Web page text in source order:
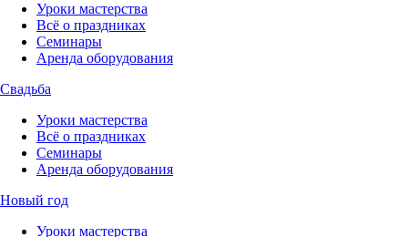
Уроки мастерства
Всё о праздниках
Семинары
Аренда оборудования
Свадьба
Уроки мастерства
Всё о праздниках
Семинары
Аренда оборудования
Новый год
Уроки мастерства